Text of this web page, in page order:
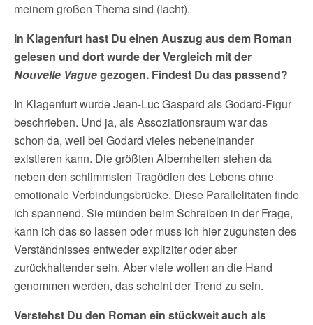
meinem großen Thema sind (lacht).
In Klagenfurt hast Du einen Auszug aus dem Roman
gelesen und dort wurde der Vergleich mit der
Nouvelle Vaguegezogen. Findest Du das passend?
In Klagenfurt wurde Jean-Luc Gaspard als Godard-Figur
beschrieben. Und ja, als Assoziationsraum war das
schon da, weil bei Godard vieles nebeneinander
existieren kann. Die größten Albernheiten stehen da
neben den schlimmsten Tragödien des Lebens ohne
emotionale Verbindungsbrücke. Diese Parallelitäten finde
ich spannend. Sie münden beim Schreiben in der Frage,
kann ich das so lassen oder muss ich hier zugunsten des
Verständnisses entweder expliziter oder aber
zurückhaltender sein. Aber viele wollen an die Hand
genommen werden, das scheint der Trend zu sein.
Verstehst Du den Roman ein stückweit auch als